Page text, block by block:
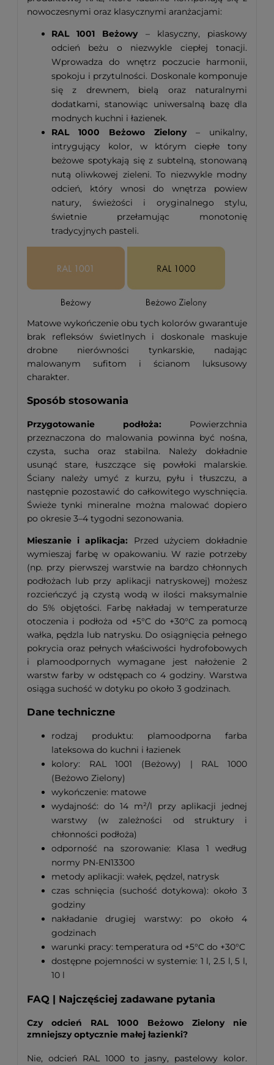
nowoczesnymi oraz klasycznymi aranżacjami:
RAL 1001 Beżowy– klasyczny, piaskowy
odcień beżu o niezwykle ciepłej tonacji.
Wprowadza do wnętrz poczucie harmonii,
spokoju i przytulności. Doskonale komponuje
się z drewnem, bielą oraz naturalnymi
dodatkami, stanowiąc uniwersalną bazę dla
modnych kuchni i łazienek.
RAL 1000 Beżowo Zielony– unikalny,
intrygujący kolor, w którym ciepłe tony
beżowe spotykają się z subtelną, stonowaną
nutą oliwkowej zieleni. To niezwykle modny
odcień, który wnosi do wnętrza powiew
natury, świeżości i oryginalnego stylu,
świetnie przełamując monotonię
tradycyjnych pasteli.
Matowe wykończenie obu tych kolorów gwarantuje
brak refleksów świetlnych i doskonale maskuje
drobne nierówności tynkarskie, nadając
malowanym sufitom i ścianom luksusowy
charakter.
Sposób stosowania
Przygotowanie podłoża: Powierzchnia
przeznaczona do malowania powinna być nośna,
czysta, sucha oraz stabilna. Należy dokładnie
usunąć stare, łuszczące się powłoki malarskie.
Ściany należy umyć z kurzu, pyłu i tłuszczu, a
następnie pozostawić do całkowitego wyschnięcia.
Świeże tynki mineralne można malować dopiero
po okresie 3–4 tygodni sezonowania.
Mieszanie i aplikacja: Przed użyciem dokładnie
wymieszaj farbę w opakowaniu. W razie potrzeby
(np. przy pierwszej warstwie na bardzo chłonnych
podłożach lub przy aplikacji natryskowej) możesz
rozcieńczyć ją czystą wodą w ilości maksymalnie
do 5% objętości. Farbę nakładaj w temperaturze
otoczenia i podłoża od +5°C do +30°C za pomocą
wałka, pędzla lub natrysku. Do osiągnięcia pełnego
pokrycia oraz pełnych właściwości hydrofobowych
i plamoodpornych wymagane jest nałożenie 2
warstw farby w odstępach co 4 godziny. Warstwa
osiąga suchość w dotyku po około 3 godzinach.
Dane techniczne
rodzaj produktu: plamoodporna farba
lateksowa do kuchni i łazienek
kolory: RAL 1001 (Beżowy) | RAL 1000
(Beżowo Zielony)
wykończenie: matowe
wydajność: do 14 m²/l przy aplikacji jednej
warstwy (w zależności od struktury i
chłonności podłoża)
odporność na szorowanie: Klasa 1 według
normy PN-EN13300
metody aplikacji: wałek, pędzel, natrysk
czas schnięcia (suchość dotykowa): około 3
godziny
nakładanie drugiej warstwy: po około 4
godzinach
warunki pracy: temperatura od +5°C do +30°C
dostępne pojemności w systemie: 1 l, 2.5 l, 5 l,
10 l
FAQ | Najczęściej zadawane pytania
Czy odcień RAL 1000 Beżowo Zielony nie
zmniejszy optycznie małej łazienki?
Nie, odcień RAL 1000 to jasny, pastelowy kolor.